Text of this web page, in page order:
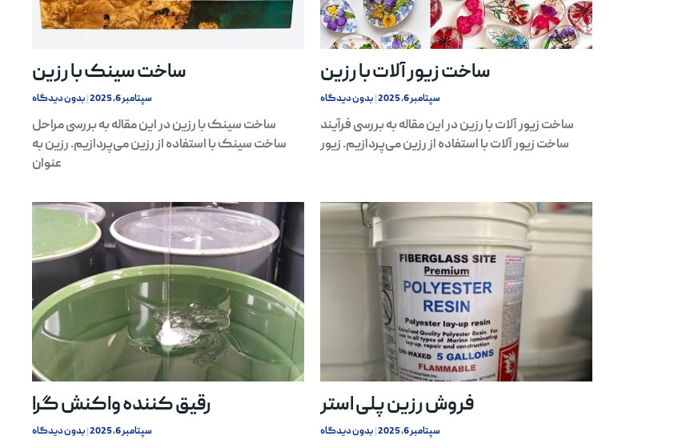
ساخت زیور آلات با رزین
سپتامبر 6, 2025 بدون دیدگاه
ساخت زیور آلات با رزین در این مقاله به بررسی فرآیند
ساخت زیور آلات با استفاده از رزین می‌پردازیم. زیور
ساخت سینک با رزین
سپتامبر 6, 2025 بدون دیدگاه
ساخت سینک با رزین در این مقاله به بررسی مراحل
ساخت سینک با استفاده از رزین می‌پردازیم. رزین به
عنوان
فروش رزین پلی استر
سپتامبر 6, 2025 بدون دیدگاه
رقیق کننده واکنش گرا
سپتامبر 6, 2025 بدون دیدگاه